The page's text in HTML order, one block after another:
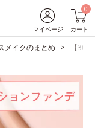
マイページ
0
カート
メイクのまとめ 【30